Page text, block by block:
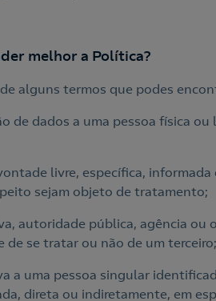
melhor a Política?
alguns termos que podes
de dados a uma pessoa física
livre, específica,
sejam objeto de tratamento;
autoridade pública, agência ou
de se tratar ou não de um terceiro;
a uma pessoa singular
direta ou indiretamente, em